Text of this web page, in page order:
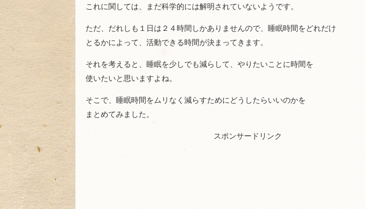
これに関しては、まだ科学的には解明されていないようです。
ただ、だれしも１日は２４時間しかありませんので、睡眠時間をどれだけ
とるかによって、活動できる時間が決まってきます。
それを考えると、睡眠を少しでも減らして、やりたいことに時間を
使いたいと思いますよね。
そこで、睡眠時間をムリなく減らすためにどうしたらいいのかを
まとめてみました。
スポンサードリンク